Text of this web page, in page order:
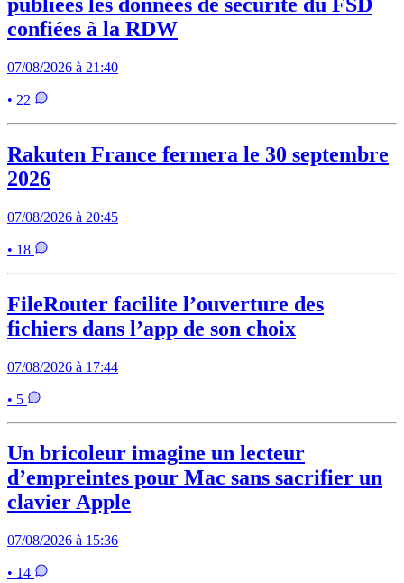
confiées à la RDW
07/08/2026 à 21:40
• 22
Rakuten France fermera le 30 septembre
2026
07/08/2026 à 20:45
• 18
FileRouter facilite l’ouverture des
fichiers dans l’app de son choix
07/08/2026 à 17:44
• 5
Un bricoleur imagine un lecteur
d’empreintes pour Mac sans sacrifier un
clavier Apple
07/08/2026 à 15:36
• 14